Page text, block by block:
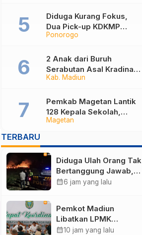
Tekanan Fiskal
Ponorogo
Diduga Kurang Fokus,
Dua Pick-up KDKMP
Tabrak Bus Pariwisata di
Kab. Madiun
2 Anak dari Buruh
Serabutan Asal Kradinan
Madiun Kini Masuk
Magetan
Pemkab Magetan Lantik
128 Kepala Sekolah,
Bupati Pastikan
Dibuka untuk Isi Jabatan
yang Masih Kosong
TERBARU
Diduga Ulah Orang Tak
Bertanggung Jawab,
Lahan Tebu Seluas 2
calendar_month6 jam yang lalu
Pemkot Madiun
Libatkan LPMK
Percepat Program
calendar_month10 jam yang lalu